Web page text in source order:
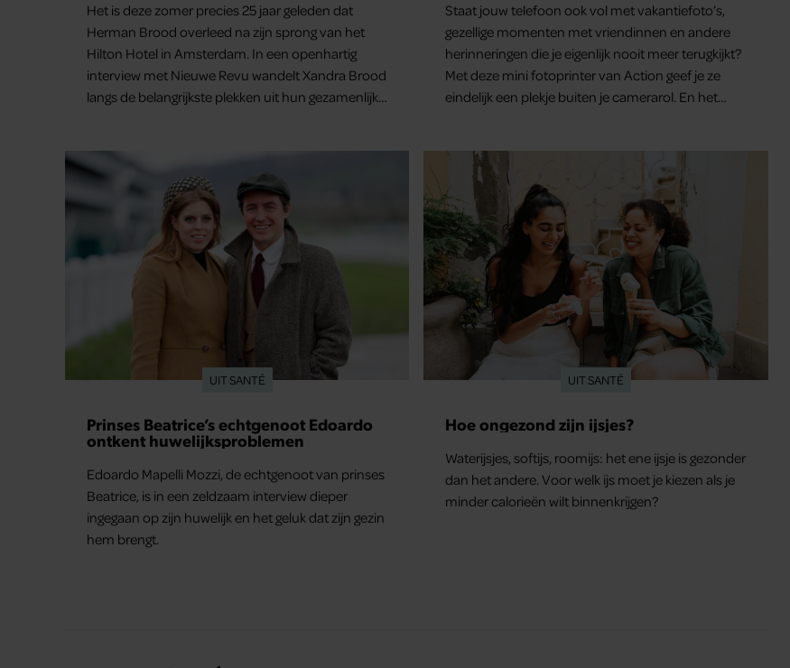
Het is deze zomer precies 25 jaar geleden dat
Herman Brood overleed na zijn sprong van het
Hilton Hotel in Amsterdam. In een openhartig
interview met Nieuwe Revu wandelt Xandra Brood
langs de belangrijkste plekken uit hun gezamenlijke
herinneringen op. Daar begon hun leven samen
en werd dochter Lola geboren.
Staat jouw telefoon ook vol met vakantiefoto’s,
gezellige momenten met vriendinnen en andere
herinneringen die je eigenlijk nooit meer terugkijkt?
Met deze mini fotoprinter van Action geef je ze
eindelijk een plekje buiten je camerarol. En het
UIT SANTÉ
Prinses Beatrice’s echtgenoot Edoardo
ontkent huwelijksproblemen
Edoardo Mapelli Mozzi, de echtgenoot van prinses
Beatrice, is in een zeldzaam interview dieper
ingegaan op zijn huwelijk en het geluk dat zijn gezin
hem brengt.
UIT SANTÉ
Hoe ongezond zijn ijsjes?
Waterijsjes, softijs, roomijs: het ene ijsje is gezonder
dan het andere. Voor welk ijs moet je kiezen als je
minder calorieën wilt binnenkrijgen?